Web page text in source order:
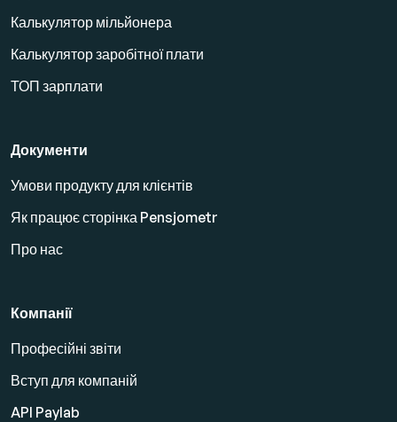
Калькулятор мільйонера
Калькулятор заробітної плати
ТОП зарплати
Документи
Умови продукту для клієнтів
Як працює сторінка Pensjometr
Про нас
Компанії
Професійні звіти
Вступ для компаній
API Paylab